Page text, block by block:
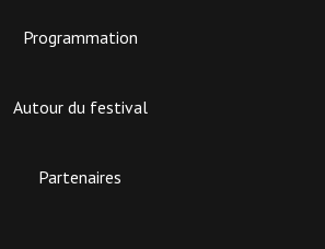
Programmation
Autour du festival
Partenaires